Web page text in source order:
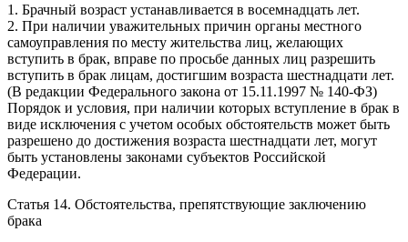
1. Брачный возраст устанавливается в восемнадцать лет.
2. При наличии уважительных причин органы местного
самоуправления по месту жительства лиц, желающих
вступить в брак, вправе по просьбе данных лиц разрешить
вступить в брак лицам, достигшим возраста шестнадцати лет.
(В редакции Федерального закона от 15.11.1997 № 140-ФЗ)
Порядок и условия, при наличии которых вступление в брак в
виде исключения с учетом особых обстоятельств может быть
разрешено до достижения возраста шестнадцати лет, могут
быть установлены законами субъектов Российской
Федерации.
Статья 14. Обстоятельства, препятствующие заключению
брака